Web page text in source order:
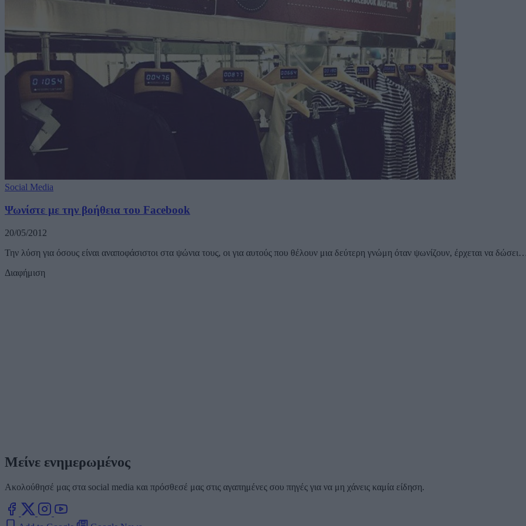
Social Media
Ψωνίστε με την βοήθεια του Facebook
20/05/2012
Την λύση για όσους είναι αναποφάσιστοι στα ψώνια τους, οι για αυτούς που θέλουν μια δεύτερη γνώμη όταν ψωνίζουν, έρχεται να
Διαφήμιση
Μείνε ενημερωμένος
Ακολούθησέ μας στα social media και πρόσθεσέ μας στις αγαπημένες σου πηγές για να μη χάνεις καμία είδηση.